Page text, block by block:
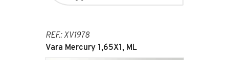
REF.: XV1978
Vara Mercury 1,65X1, ML